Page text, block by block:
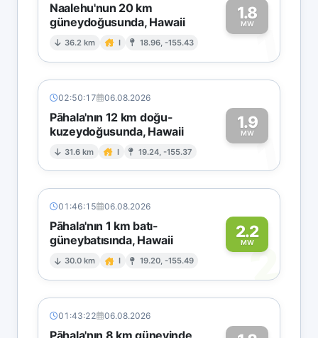
Naalehu'nun 20 km
güneydoğusunda, Hawaii
36.2 km I 18.96, -155.43
1.8
MW1
02:50:17 06.08.2026
Pāhala'nın 12 km doğu-
kuzeydoğusunda, Hawaii
31.6 km I 19.24, -155.37
1.9
MW1
01:46:15 06.08.2026
Pāhala'nın 1 km batı-
güneybatısında, Hawaii
30.0 km I 19.20, -155.49
2.2
MW2
01:43:22 06.08.2026
Pāhala'nın 8 km güneyinde,